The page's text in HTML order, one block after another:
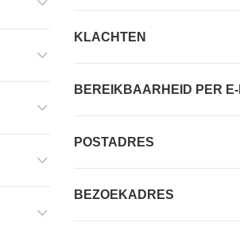
KLACHTEN
BEREIKBAARHEID PER
POSTADRES
BEZOEKADRES